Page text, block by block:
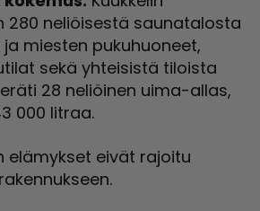
280 neliöisestä saunatalosta
miesten pukuhuoneet,
sekä yhteisistä tiloista
28 neliöinen uima-allas,
000 litraa.
elämykset eivät rajoitu